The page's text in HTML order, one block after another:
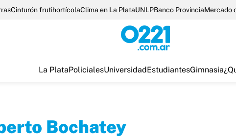
Cinturón frutihortícolaClima en La PlataUNLPBanco ProvinciaMercado
La PlataPolicialesUniversidadEstudiantesGimnasia
Bochatey